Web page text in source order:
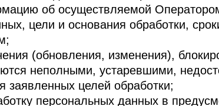
об осуществляемой
цели и основания обработки,
(обновления, изменения),
неполными, устаревшими,
заявленных целей обработки;
персональных данных в